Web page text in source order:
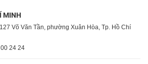
MINH
Võ Văn Tần, phường Xuân Hòa, Tp. Hồ Chí
24 24